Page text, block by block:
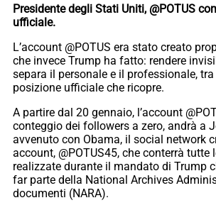
Presidente degli Stati Uniti, @POTUS
ufficiale.
L’account @POTUS era stato creato
che invece Trump ha fatto: rendere
separa il personale e il professionale,
posizione ufficiale che ricopre.
A partire dal 20 gennaio, l’account
conteggio dei followers a zero, andrà a
avvenuto con Obama, il social network
account, @POTUS45, che conterrà tutte
realizzate durante il mandato di Trump
far parte della National Archives
documenti (NARA).